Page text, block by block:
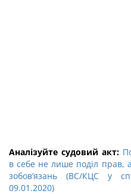
Аналізуйте судовий акт:
в себе не лише поділ прав,
зобов’язань (ВС/КЦС у
09.01.2020)